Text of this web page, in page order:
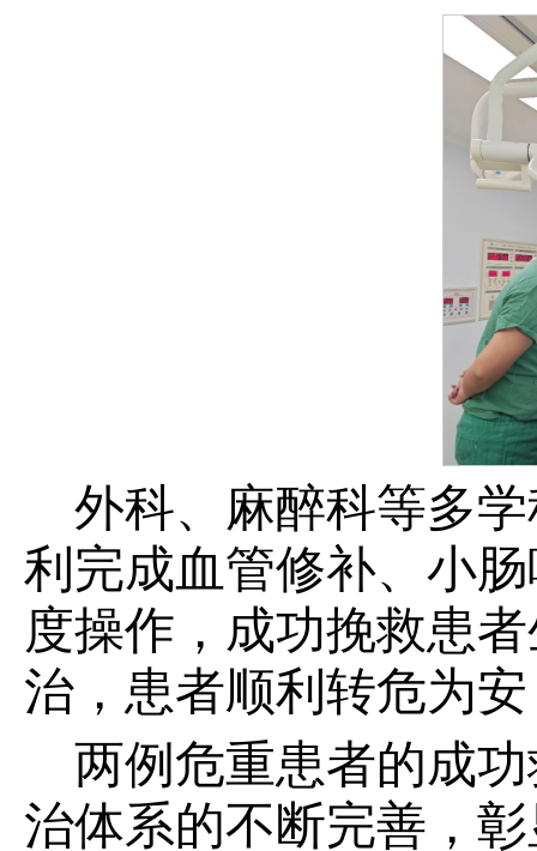
外科、麻醉科等多
利完成血管修补、小
度操作，成功挽救患
治，患者顺利转危为
两例危重患者的成
治体系的不断完善，